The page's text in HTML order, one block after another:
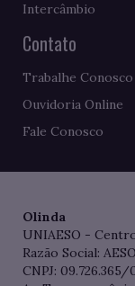
Intercâmbio
Contato
Trabalhe Conosco
Ouvidoria Online
Fale Conosco
Olinda
UNIAESO -
Razão Social:
CNPJ: 09.726.365/